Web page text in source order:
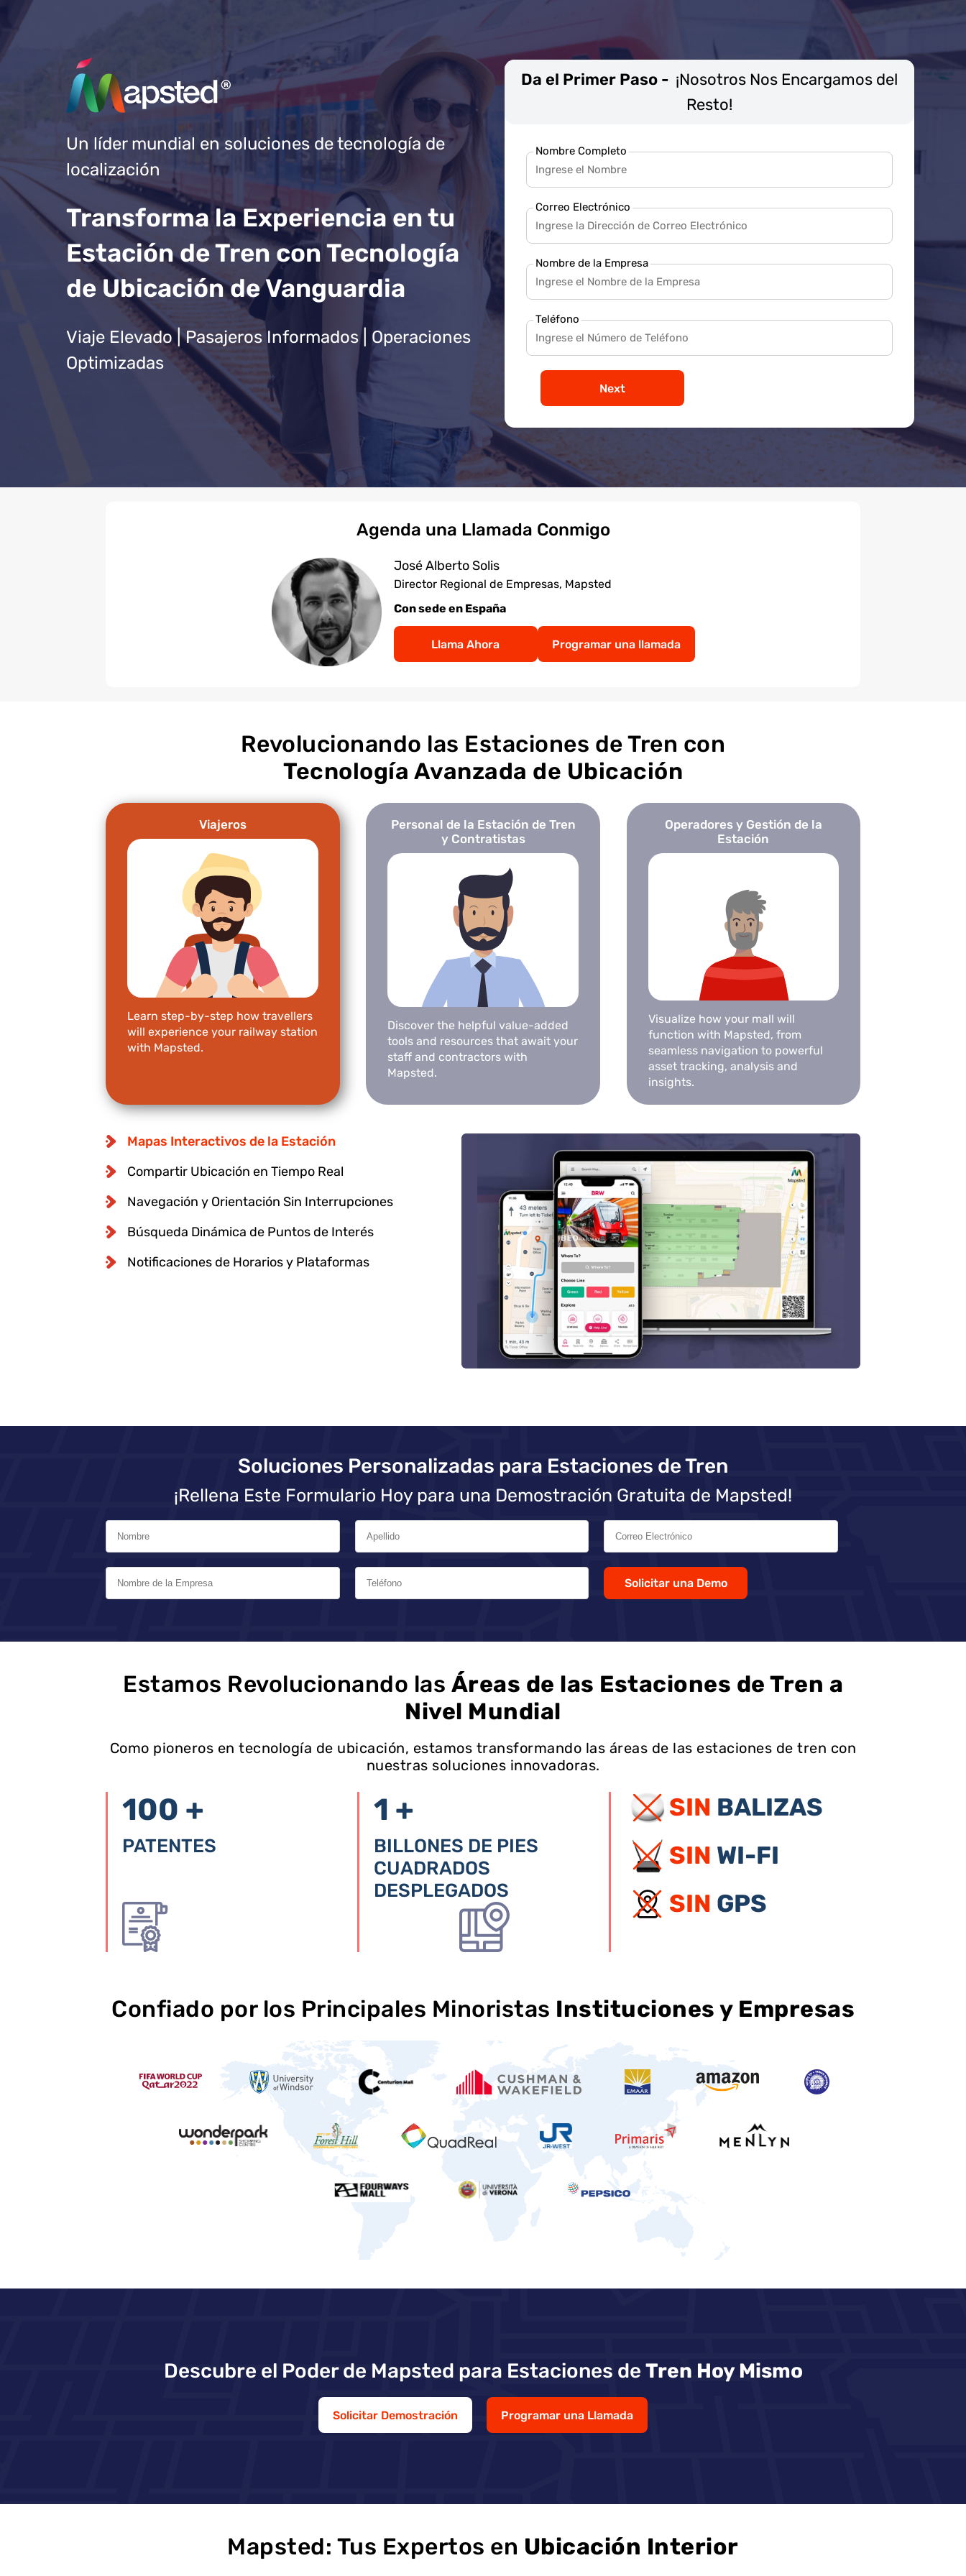
Un líder mundial en soluciones de tecnología de
localización
Transforma la Experiencia en tu
Estación de Tren con Tecnología
de Ubicación de Vanguardia
Viaje Elevado | Pasajeros Informados | Operaciones
Optimizadas
Da el Primer Paso - ¡Nosotros Nos Encargamos del
Resto!
Nombre Completo
Correo Electrónico
Nombre de la Empresa
Teléfono
Next
Agenda una Llamada Conmigo
José Alberto Solis
Director Regional de Empresas, Mapsted
Con sede en España
Llama Ahora Programar una llamada
Revolucionando las Estaciones de Tren con
Tecnología Avanzada de Ubicación
Viajeros
Learn step-by-step how travellers
will experience your railway station
with Mapsted.
Personal de la Estación de Tren
y Contratistas
Discover the helpful value-added
tools and resources that await your
staff and contractors with
Mapsted.
Operadores y Gestión de la
Estación
Visualize how your mall will
function with Mapsted, from
seamless navigation to powerful
asset tracking, analysis and
insights.
Mapas Interactivos de la Estación
Compartir Ubicación en Tiempo Real
Navegación y Orientación Sin Interrupciones
Búsqueda Dinámica de Puntos de Interés
Notificaciones de Horarios y Plataformas
Soluciones Personalizadas para Estaciones de Tren
¡Rellena Este Formulario Hoy para una Demostración Gratuita de Mapsted!
Solicitar una Demo
Estamos Revolucionando las Áreas de las Estaciones de Tren a
Nivel Mundial
Como pioneros en tecnología de ubicación, estamos transformando las áreas de las estaciones de tren con
nuestras soluciones innovadoras.
100 +
PATENTES
1 +
BILLONES DE PIES
CUADRADOS
DESPLEGADOS
SIN BALIZAS
SIN WI-FI
SIN GPS
Confiado por los Principales Minoristas Instituciones y Empresas
Descubre el Poder de Mapsted para Estaciones de Tren Hoy Mismo
Solicitar Demostración Programar una Llamada
Mapsted: Tus Expertos en Ubicación Interior